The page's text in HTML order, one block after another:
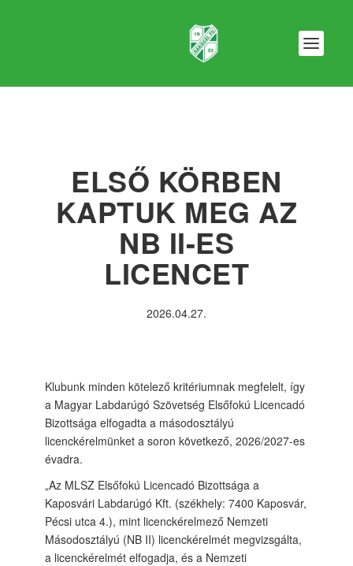
ELSŐ KÖRBEN
KAPTUK MEG AZ
NB II-ES
LICENCET
2026.04.27.
Klubunk minden kötelező kritériumnak megfelelt, így
a Magyar Labdarúgó Szövetség Elsőfokú Licencadó
Bizottsága elfogadta a másodosztályú
licenckérelmünket a soron következő, 2026/2027-es
évadra.
„Az MLSZ Elsőfokú Licencadó Bizottsága a
Kaposvári Labdarúgó Kft. (székhely: 7400 Kaposvár,
Pécsi utca 4.), mint licenckérelmező Nemzeti
Másodosztályú (NB II) licenckérelmét megvizsgálta,
a licenckérelmét elfogadja, és a Nemzeti